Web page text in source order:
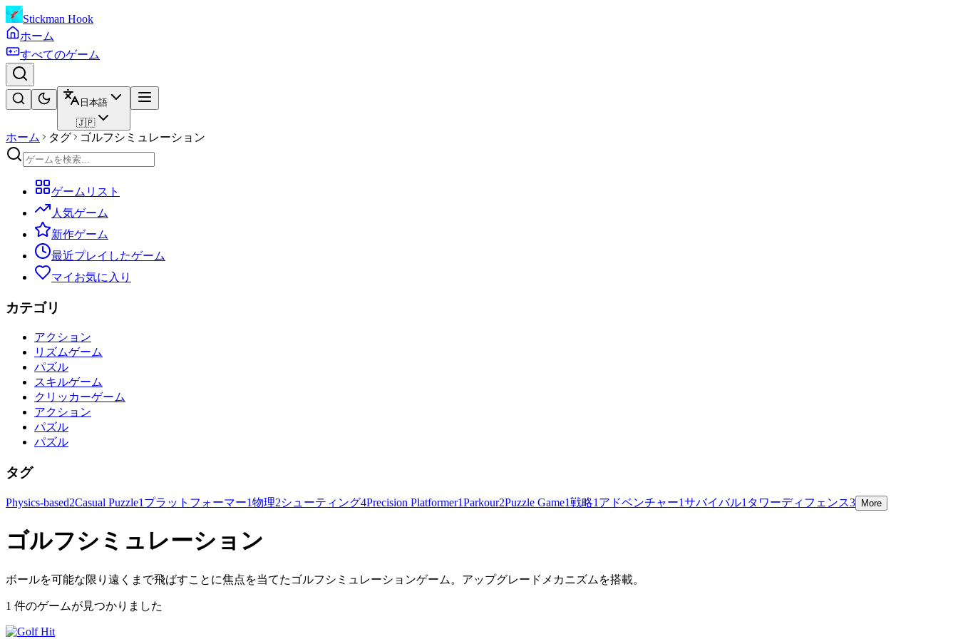
Stickman Hook
ホーム
すべてのゲーム
日本語
🇯🇵
ホーム タグ ゴルフシミュレーション
ゲームリスト
人気ゲーム
新作ゲーム
最近プレイしたゲーム
マイお気に入り
カテゴリ
アクション
リズムゲーム
パズル
スキルゲーム
クリッカーゲーム
アクション
パズル
パズル
タグ
Physics-based2Casual Puzzle1 プラットフォーマー1物理2シューティング4Precision Platformer1Parkour2Puzzle Game1戦略1 アドベンチャー1サバイバル1 タワーディフェンス3 More
ゴルフシミュレーション
ボールを可能な限り遠くまで飛ばすことに焦点を当てたゴルフシミュレーションゲーム。アップグレードメカニズムを搭載。
1 件のゲームが見つかりました